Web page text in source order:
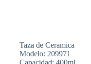
Taza de Ceramica
Modelo: 209971